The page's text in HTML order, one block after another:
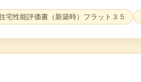
宅性能評価書（新築時）フラット３５